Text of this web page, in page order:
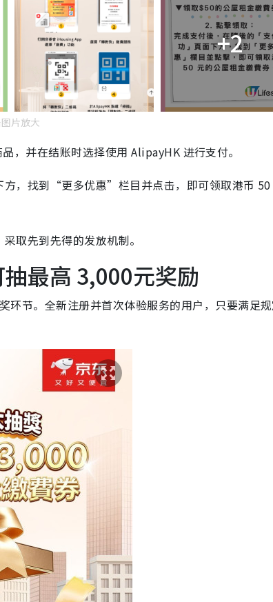
+2
片放大
，并在结账时选择使用 AlipayHK 进行支付。
，找到“更多优惠”栏目并点击，即可领取港币
取先到先得的发放机制。
最高 3,000元奖励
环节。全新注册并首次体验服务的用户，只要满足